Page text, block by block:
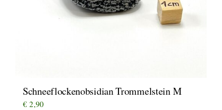
Schneeflockenobsidian Trommelstein M
€ 2,90